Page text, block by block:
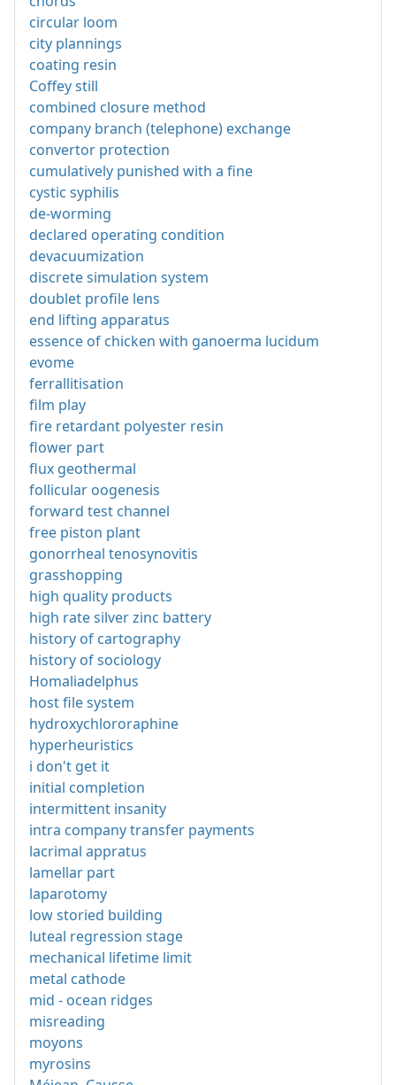
circular loom
city plannings
coating resin
Coffey still
combined closure method
company branch (telephone) exchange
convertor protection
cumulatively punished with a fine
cystic syphilis
de-worming
declared operating condition
devacuumization
discrete simulation system
doublet profile lens
end lifting apparatus
essence of chicken with ganoerma lucidum
evome
ferrallitisation
film play
fire retardant polyester resin
flower part
flux geothermal
follicular oogenesis
forward test channel
free piston plant
gonorrheal tenosynovitis
grasshopping
high quality products
high rate silver zinc battery
history of cartography
history of sociology
Homaliadelphus
host file system
hydroxychlororaphine
hyperheuristics
i don't get it
initial completion
intermittent insanity
intra company transfer payments
lacrimal appratus
lamellar part
laparotomy
low storied building
luteal regression stage
mechanical lifetime limit
metal cathode
mid - ocean ridges
misreading
moyons
myrosins